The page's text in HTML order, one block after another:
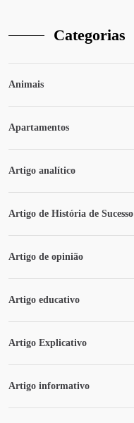
Categorias
Animais
Apartamentos
Artigo analítico
Artigo de História de Sucesso
Artigo de opinião
Artigo educativo
Artigo Explicativo
Artigo informativo